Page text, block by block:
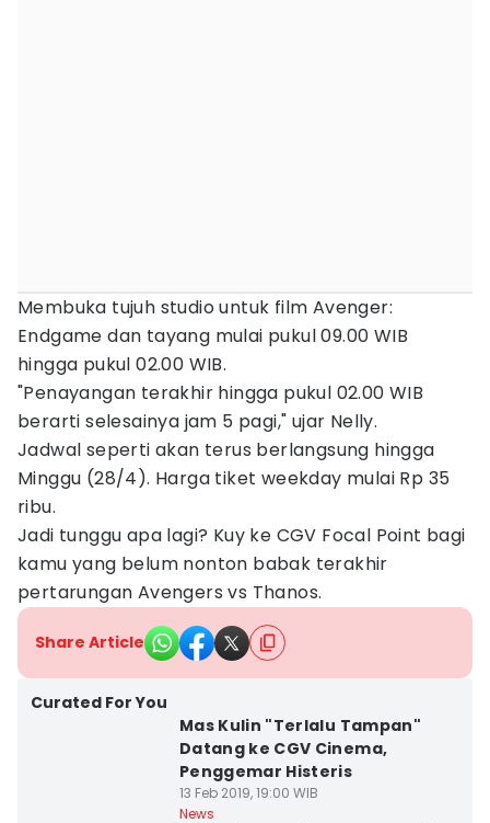
Membuka tujuh studio untuk film Avenger:
Endgame dan tayang mulai pukul 09.00 WIB
hingga pukul 02.00 WIB.
"Penayangan terakhir hingga pukul 02.00 WIB
berarti selesainya jam 5 pagi," ujar Nelly.
Jadwal seperti akan terus berlangsung hingga
Minggu (28/4). Harga tiket weekday mulai Rp 35
ribu.
Jadi tunggu apa lagi? Kuy ke CGV Focal Point bagi
kamu yang belum nonton babak terakhir
pertarungan Avengers vs Thanos.
Share Article
Curated For You
Mas Kulin "Terlalu Tampan"
Datang ke CGV Cinema,
Penggemar Histeris
13 Feb 2019, 19:00 WIB
News